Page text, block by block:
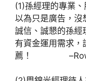
(1)孫經理的專業
以為只是廣告，沒
誠信、誠懇的孫經
有資金運用需求，
薦！